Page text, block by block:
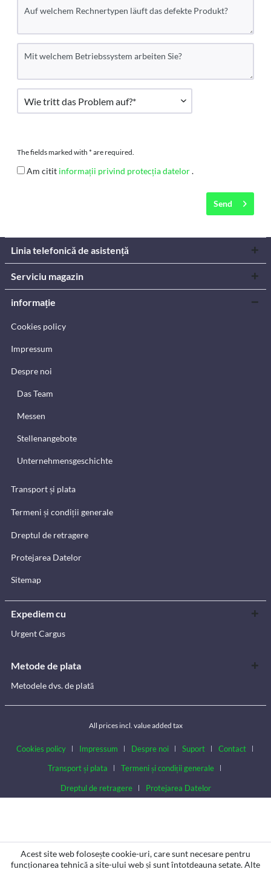
The fields marked with * are required.
Am citit informații privind protecția datelor.
Send
Linia telefonică de asistență
Serviciu magazin
informație
Cookies policy
Impressum
Despre noi
Das Team
Messen
Stellenangebote
Unternehmensgeschichte
Transport și plata
Termeni și condiții generale
Dreptul de retragere
Protejarea Datelor
Sitemap
Expediem cu
Urgent Cargus
Metode de plata
Metodele dvs. de plată
All prices incl. value added tax
Cookies policy Impressum Despre noi Suport
Contact
Transport și plata
Termeni și condiții generale
Dreptul de retragere Protejarea Datelor
Acest site web folosește cookie-uri, care sunt necesare pentru
funcționarea tehnică a site-ului web și sunt întotdeauna setate. Alte